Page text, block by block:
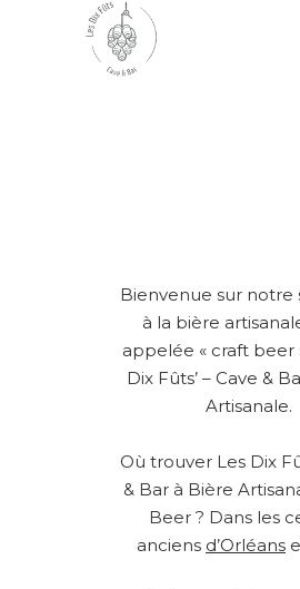
Bienvenue sur notre
à la bière
appelée « craft beer
Dix Fûts’ – Cave &
Artisanale.
Où trouver Les Dix
& Bar à Bière
Beer ? Dans les
anciens d’Orléans